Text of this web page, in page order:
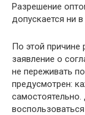
Разрешение
допускается ни в
По этой причине
заявление о
не переживать
предусмотрен: